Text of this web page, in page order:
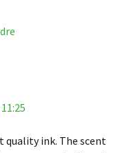
quality ink. The scent